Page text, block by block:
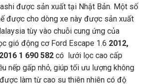
được sản xuất tại Nhật Bản. Một số
được cho dòng xe này được sản xuất
tùy vào chuỗi cung ứng của
gió động cơ Ford Escape 1.6 2012,
1 690 582 có lưới lọc cao cấp
nếp gấp nhỏ, giúp tối ưu lượng không
làm từ cao su thiên nhiên có độ